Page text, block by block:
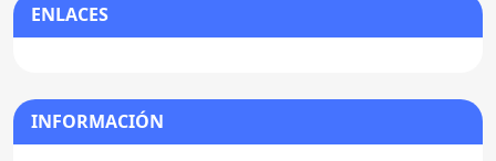
ENLACES
INFORMACIÓN